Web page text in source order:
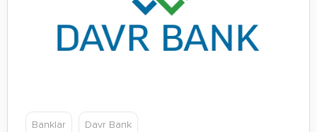
Banklar Davr Bank